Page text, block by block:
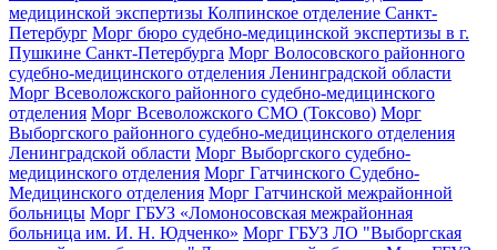
медицинской экспертизы Колпинское отделение Санкт-
Петербург Морг бюро судебно-медицинской экспертизы в г.
Пушкине Санкт-Петербурга Морг Волосовского районного
судебно-медицинского отделения Ленинградской области
Морг Всеволожского районного судебно-медицинского
отделения Морг Всеволожского СМО (Токсово) Морг
Выборгского районного судебно-медицинского отделения
Ленинградской области Морг Выборгского судебно-
медицинского отделения Морг Гатчинского Судебно-
Медицинского отделения Морг Гатчинской межрайонной
больницы Морг ГБУЗ «Ломоносовская межрайонная
больница им. И. Н. Юдченко» Морг ГБУЗ ЛО "Выборгская